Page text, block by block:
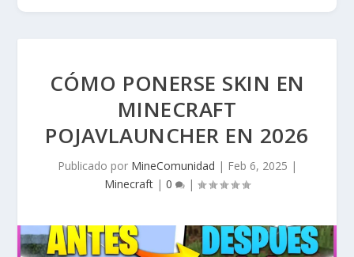
CÓMO PONERSE SKIN EN
MINECRAFT
POJAVLAUNCHER EN 2026
Publicado por MineComunidad | Feb 6, 2025 |
Minecraft | 0 |